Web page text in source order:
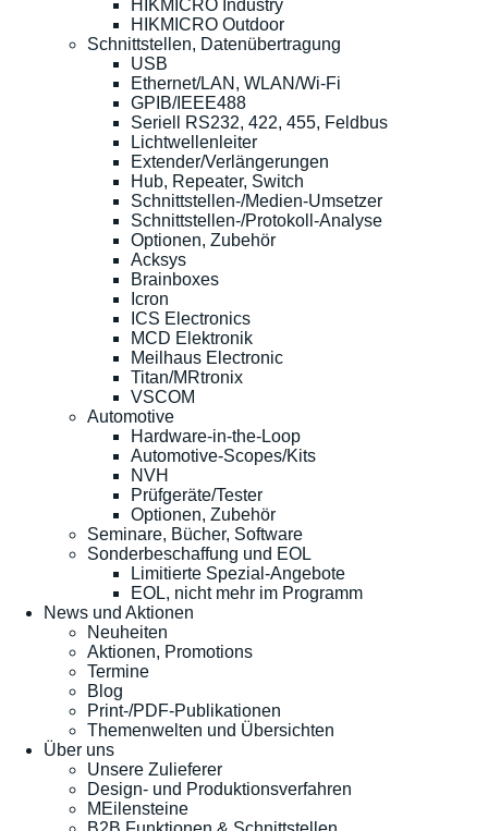
HIKMICRO Industry
HIKMICRO Outdoor
Schnittstellen, Datenübertragung
USB
Ethernet/LAN, WLAN/Wi-Fi
GPIB/IEEE488
Seriell RS232, 422, 455, Feldbus
Lichtwellenleiter
Extender/Verlängerungen
Hub, Repeater, Switch
Schnittstellen-/Medien-Umsetzer
Schnittstellen-/Protokoll-Analyse
Optionen, Zubehör
Acksys
Brainboxes
Icron
ICS Electronics
MCD Elektronik
Meilhaus Electronic
Titan/MRtronix
VSCOM
Automotive
Hardware-in-the-Loop
Automotive-Scopes/Kits
NVH
Prüfgeräte/Tester
Optionen, Zubehör
Seminare, Bücher, Software
Sonderbeschaffung und EOL
Limitierte Spezial-Angebote
EOL, nicht mehr im Programm
News und Aktionen
Neuheiten
Aktionen, Promotions
Termine
Blog
Print-/PDF-Publikationen
Themenwelten und Übersichten
Über uns
Unsere Zulieferer
Design- und Produktionsverfahren
MEilensteine